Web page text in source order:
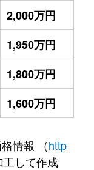
2,000万円
1,950万円
1,800万円
1,600万円
情報 （http
工して作成